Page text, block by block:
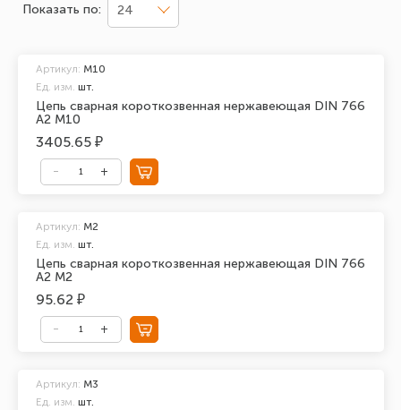
Показать по: 24
Цепь сварная короткозвенная нержавеющая DIN 766
А2 М10
Артикул: М10
Ед. изм. шт.
3405.65 ₽
Цепь сварная короткозвенная нержавеющая DIN 766
А2 М2
Артикул: М2
Ед. изм. шт.
95.62 ₽
Артикул: М3
Ед. изм. шт.